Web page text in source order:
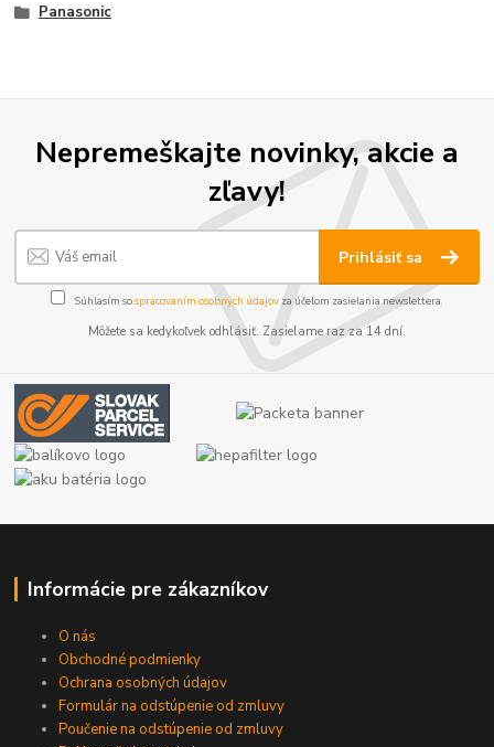
Panasonic
Nepremeškajte novinky, akcie a
zľavy!
Prihlásiť sa
Súhlasím sospracovaním osobných údajov za účelom zasielania newslettera.
Môžete sa kedykoľvek odhlásiť. Zasielame raz za 14 dní.
Informácie pre zákazníkov
O nás
Obchodné podmienky
Ochrana osobných údajov
Formulár na odstúpenie od zmluvy
Poučenie na odstúpenie od zmluvy